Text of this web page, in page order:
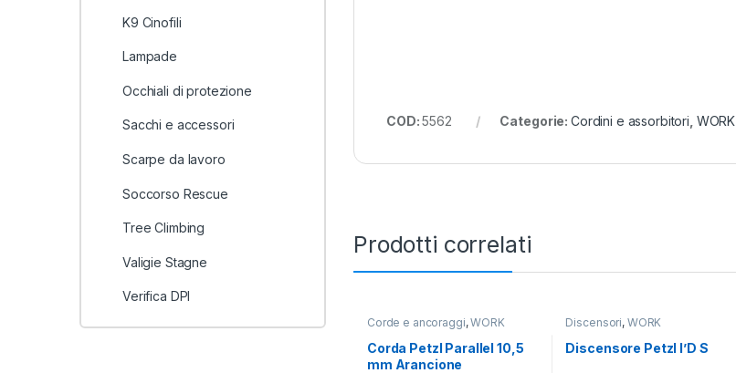
COD:5562 Categorie: Cordini e assorbitori WORK
Prodotti correlati
Corde e ancoraggi,WORK
Corda Petzl Parallel 10,5
mm Arancione
Discensori, WORK
Discensore Petzl I’D S
K9 Cinofili
Lampade
Occhiali di protezione
Sacchi e accessori
Scarpe da lavoro
Soccorso Rescue
Tree Climbing
Valigie Stagne
Verifica DPI